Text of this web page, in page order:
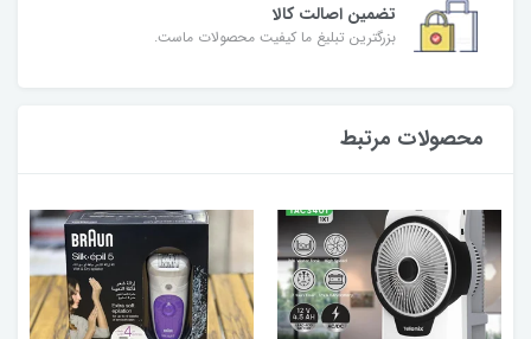
تضمین اصالت کالا
بزرگترین تبلیغ ما کیفیت محصولات ماست.
محصولات مرتبط